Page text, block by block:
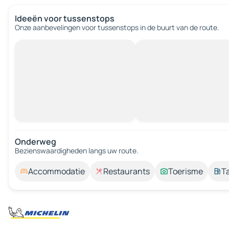
Ideeën voor tussenstops
Onze aanbevelingen voor tussenstops in de buurt van de route.
Onderweg
Bezienswaardigheden langs uw route.
Accommodatie Restaurants Toerisme